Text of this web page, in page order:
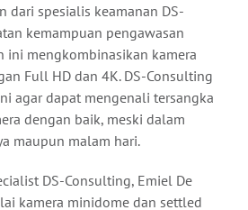
dari spesialis keamanan DS-
kemampuan pengawasan
ini mengkombinasikan kamera
Full HD dan 4K. DS-Consulting
agar dapat mengenali tersangka
dengan baik, meski dalam
maupun malam hari.
DS-Consulting, Emiel De
kamera minidome dan settled